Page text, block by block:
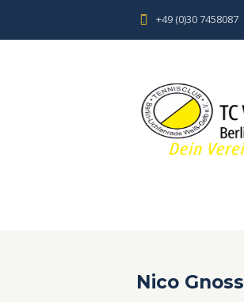
+49 (0)30 7458087
Nico Gnoss